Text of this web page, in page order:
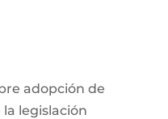
adopción de
legislación